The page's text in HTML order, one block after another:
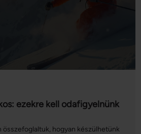
ezekre kell odafigyelnünk
összefoglaltuk, hogyan készülhetünk